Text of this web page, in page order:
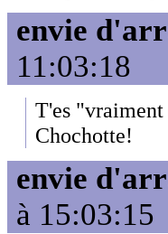
envie
11:03:18
T'es "vraiment
Chochotte!
envie
à 15:03:15